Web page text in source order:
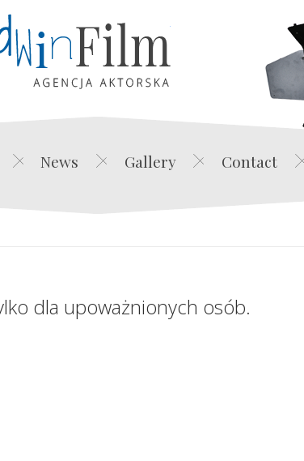
Edwin Film Agencja Aktorska
News Gallery Contact
dla upoważnionych osób.